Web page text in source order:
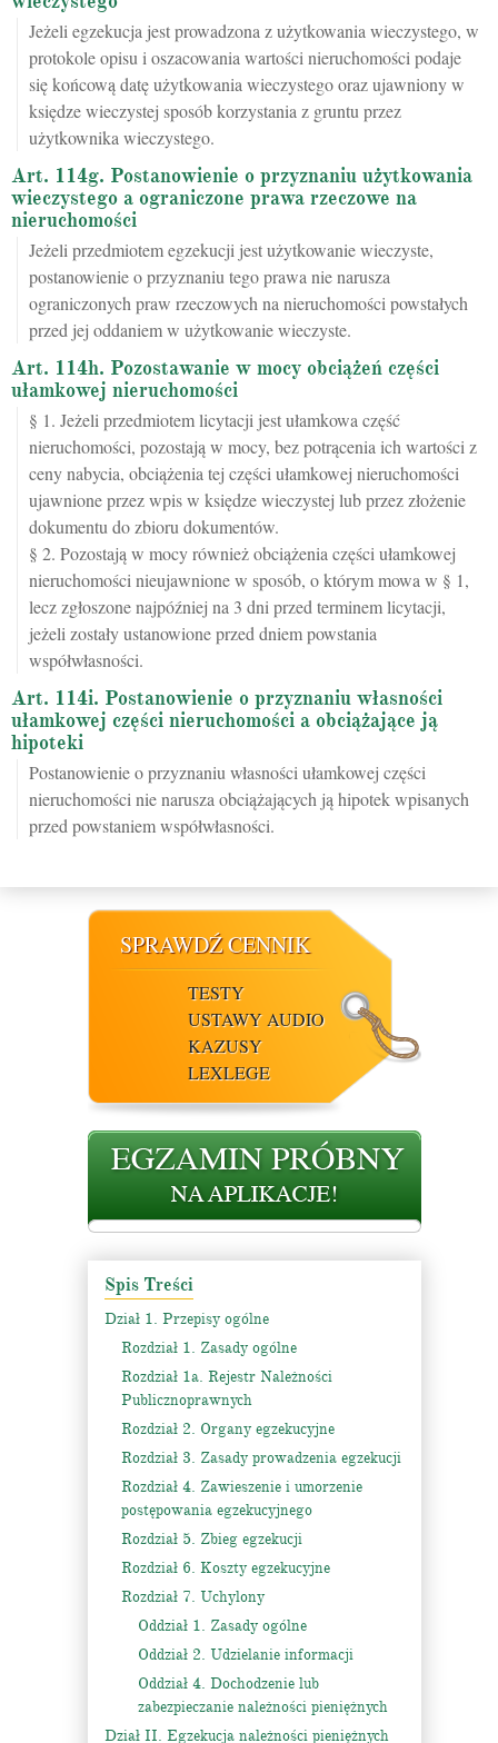
Jeżeli egzekucja jest prowadzona z użytkowania wieczystego, w
protokole opisu i oszacowania wartości nieruchomości podaje
się końcową datę użytkowania wieczystego oraz ujawniony w
księdze wieczystej sposób korzystania z gruntu przez
użytkownika wieczystego.
Art. 114g. Postanowienie o przyznaniu użytkowania
wieczystego a ograniczone prawa rzeczowe na
nieruchomości
Jeżeli przedmiotem egzekucji jest użytkowanie wieczyste,
postanowienie o przyznaniu tego prawa nie narusza
ograniczonych praw rzeczowych na nieruchomości powstałych
przed jej oddaniem w użytkowanie wieczyste.
Art. 114h. Pozostawanie w mocy obciążeń części
ułamkowej nieruchomości
§ 1. Jeżeli przedmiotem licytacji jest ułamkowa część
nieruchomości, pozostają w mocy, bez potrącenia ich wartości z
ceny nabycia, obciążenia tej części ułamkowej nieruchomości
ujawnione przez wpis w księdze wieczystej lub przez złożenie
dokumentu do zbioru dokumentów.
§ 2. Pozostają w mocy również obciążenia części ułamkowej
nieruchomości nieujawnione w sposób, o którym mowa w § 1,
lecz zgłoszone najpóźniej na 3 dni przed terminem licytacji,
jeżeli zostały ustanowione przed dniem powstania
współwłasności.
Art. 114i. Postanowienie o przyznaniu własności
ułamkowej części nieruchomości a obciążające ją
hipoteki
Postanowienie o przyznaniu własności ułamkowej części
nieruchomości nie narusza obciążających ją hipotek wpisanych
przed powstaniem współwłasności.
SPRAWDŹ CENNIK
TESTY
USTAWY AUDIO
KAZUSY
LEXLEGE
Spis Treści
Dział 1. Przepisy ogólne
Rozdział 1. Zasady ogólne
Rozdział 1a. Rejestr Należności
Publicznoprawnych
Rozdział 2. Organy egzekucyjne
Rozdział 3. Zasady prowadzenia egzekucji
Rozdział 4. Zawieszenie i umorzenie
postępowania egzekucyjnego
Rozdział 5. Zbieg egzekucji
Rozdział 6. Koszty egzekucyjne
Rozdział 7. Uchylony
Oddział 1. Zasady ogólne
Oddział 2. Udzielanie informacji
Oddział 4. Dochodzenie lub
zabezpieczanie należności pieniężnych
Dział II. Egzekucja należności pieniężnych